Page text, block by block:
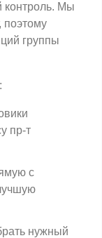
контроль. Мы
поэтому
группы
пр-т
с
нужный